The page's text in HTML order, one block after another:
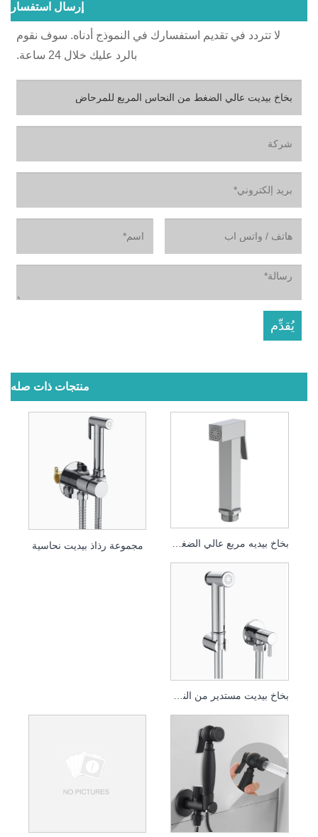
إرسال استفسار
لا تتردد في تقديم استفسارك في النموذج أدناه. سوف نقوم
بالرد عليك خلال 24 ساعة.
منتجات ذات صله
مجموعة رذاذ بيديت نحاسية بخاخ بيديه مربع عالي الضغط برأس نفاث توربو
بخاخ بيديت مستدير من النوع الدفعي